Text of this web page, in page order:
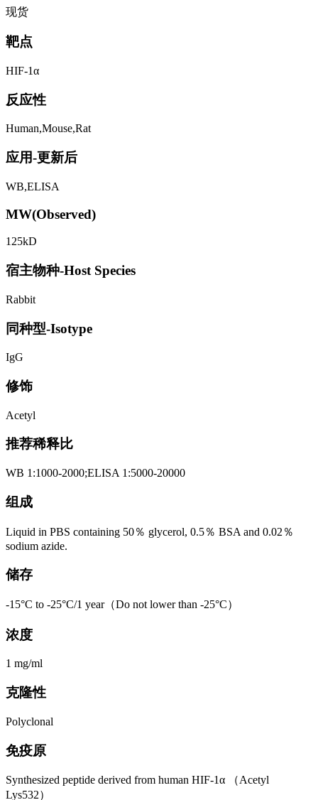
现货
靶点
HIF-1α
反应性
Human,Mouse,Rat
应用-更新后
WB,ELISA
MW(Observed)
125kD
宿主物种-Host Species
Rabbit
同种型-Isotype
IgG
修饰
Acetyl
推荐稀释比
WB 1:1000-2000;ELISA 1:5000-20000
组成
Liquid in PBS containing 50％ glycerol, 0.5％ BSA and 0.02％
sodium azide.
储存
-15°C to -25°C/1 year（Do not lower than -25°C）
浓度
1 mg/ml
克隆性
Polyclonal
免疫原
Synthesized peptide derived from human HIF-1α （Acetyl
Lys532）